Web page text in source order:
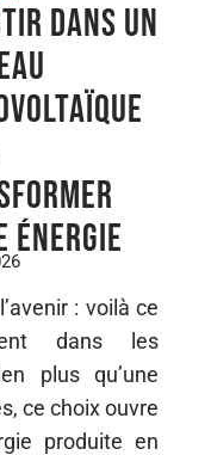
dans un
énergie
: voilà ce
dans les
plus qu’une
ce choix ouvre
produite en